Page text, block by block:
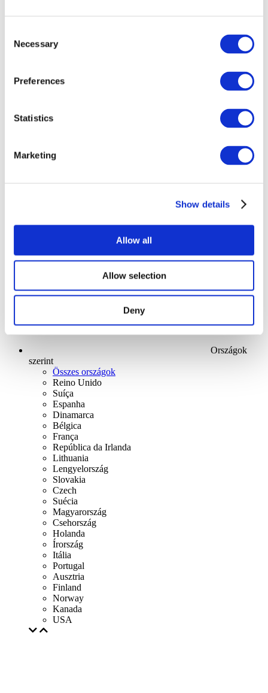
Selection
Necessary
Preferences
Statistics
Marketing
Show details
Allow all
Allow selection
Deny
Összes
Concertos
Országok
szerint
Összes országok
Reino Unido
Suíça
Espanha
Dinamarca
Bélgica
França
República da Irlanda
Lithuania
Lengyelország
Slovakia
Czech
Suécia
Magyarország
Csehország
Holanda
Írország
Itália
Portugal
Ausztria
Finland
Norway
Kanada
USA